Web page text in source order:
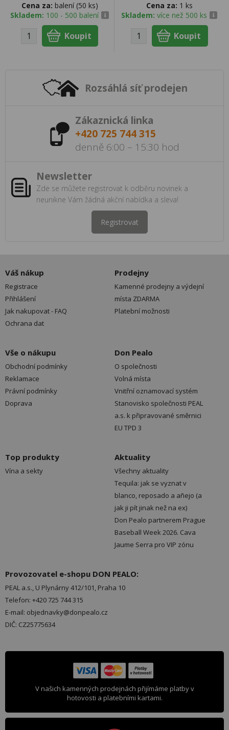
Cena za: balení (50 ks)
Skladem: 100 - 500 balení
Cena za: 1 ks
Skladem: více než 500 ks
Rozsáhlá síť prodejen
Zákaznická linka
+420 725 744 315
denně 6:00 – 15:30 hod
Newsletter
Zde se můžete registrovat k odběru novinek a
neunikne Vám žádná akční nabídka a sleva!
Registrovat
Váš nákup
Registrace
Přihlášení
Jak nakupovat - FAQ
Ochrana dat
Prodejny
Kamenné prodejny a výdejní
místa ZDARMA
Platební možnosti
Vše o nákupu
Obchodní podmínky
Reklamace
Právní podmínky
Doprava
Don Pealo
O společnosti
Volná místa
Vnitřní oznamovací systém
Stanovisko společnosti PEAL
a.s. k připravované směrnici
EU TPD 3
Top produkty
Vína a sekty
Aktuality
Všechny aktuality
Tequila: jak se vyznat v
blanco, reposado a añejo (a
jak ji pít jinak než na ex)
Don Pealo partnerem Prague
Baseball Week 2026. Cava
Jaume Serra pro VIP zónu
Provozovatel e-shopu DON PEALO:
PEAL a.s., U Plynárny 412/101, Praha 10
Telefon: +420 725 744 315
E-mail: objednavky@donpealo.cz
DIČ: CZ25775634
V našich kamenných prodejnách přijímáme platby v
hotovosti a platebními kartami.